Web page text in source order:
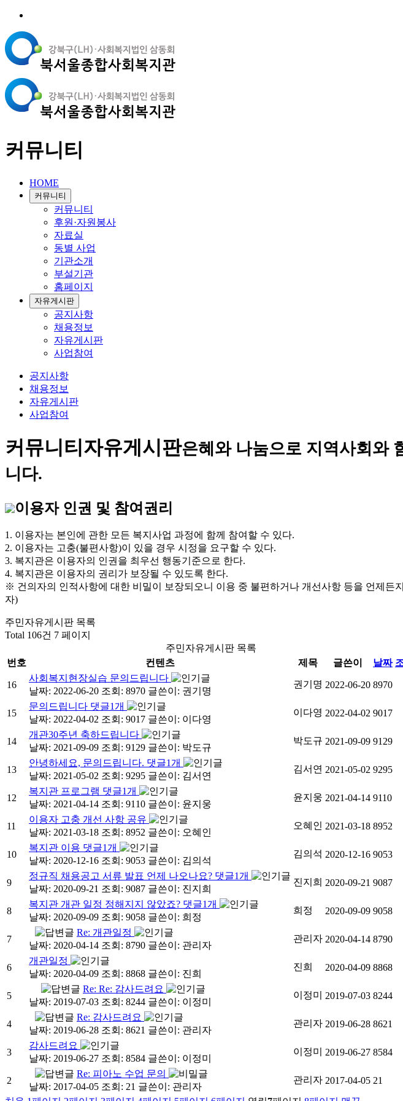
커뮤니티
HOME
커뮤니티
커뮤니티
후원·자원봉사
자료실
동별 사업
기관소개
부설기관
홈페이지
자유게시판
공지사항
채용정보
자유게시판
사업참여
공지사항
채용정보
자유게시판
사업참여
커뮤니티자유게시판은혜와 나눔으로 지역사회와
니다.
이용자 인권 및 참여권리
1. 이용자는 본인에 관한 모든 복지사업 과정에 함께 참여할 수 있다.
2. 이용자는 고충(불편사항)이 있을 경우 시정을 요구할 수 있다.
3. 복지관은 이용자의 인권을 최우선 행동기준으로 한다.
4. 복지관은 이용자의 권리가 보장될 수 있도록 한다.
※ 건의자의 인적사항에 대한 비밀이 보장되오니 이용 중 불편하거나 개선사항 등을 언제든
자)
주민자유게시판 목록
Total 106건 7 페이지
주민자유게시판 목록
번호
컨텐츠 제목 글쓴이 날짜
16
사회복지현장실습 문의드립니다
날짜: 2022-06-20 조회: 8970 글쓴이: 권기명
권기명 2022-06-20 8970
15
문의드립니다 댓글1개
날짜: 2022-04-02 조회: 9017 글쓴이: 이다영
이다영 2022-04-02 9017
14
개관30주년 축하드립니다
날짜: 2021-09-09 조회: 9129 글쓴이: 박도규
박도규 2021-09-09 9129
13
안녕하세요, 문의드립니다. 댓글1개
날짜: 2021-05-02 조회: 9295 글쓴이: 김서연
김서연 2021-05-02 9295
12
복지관 프로그램 댓글1개
날짜: 2021-04-14 조회: 9110 글쓴이: 윤지웅
윤지웅 2021-04-14 9110
11
이용자 고충 개선 사항 공유
날짜: 2021-03-18 조회: 8952 글쓴이: 오혜인
오혜인 2021-03-18 8952
10
복지관 이용 댓글1개
날짜: 2020-12-16 조회: 9053 글쓴이: 김의석
김의석 2020-12-16 9053
9
정규직 채용공고 서류 발표 언제 나오나요? 댓글1개
날짜: 2020-09-21 조회: 9087 글쓴이: 진지희
진지희 2020-09-21 9087
8
복지관 개관 일정 정해지지 않았죠? 댓글1개
날짜: 2020-09-09 조회: 9058 글쓴이: 희정
희정 2020-09-09 9058
7
Re: 개관일정
날짜: 2020-04-14 조회: 8790 글쓴이: 관리자
관리자 2020-04-14 8790
6
개관일정
날짜: 2020-04-09 조회: 8868 글쓴이: 진희
진희 2020-04-09 8868
5
Re: Re: 감사드려요
날짜: 2019-07-03 조회: 8244 글쓴이: 이정미
이정미 2019-07-03 8244
4
Re: 감사드려요
날짜: 2019-06-28 조회: 8621 글쓴이: 관리자
관리자 2019-06-28 8621
3
감사드려요
날짜: 2019-06-27 조회: 8584 글쓴이: 이정미
이정미 2019-06-27 8584
2
Re: 피아노 수업 문의
날짜: 2017-04-05 조회: 21 글쓴이: 관리자
관리자 2017-04-05 21